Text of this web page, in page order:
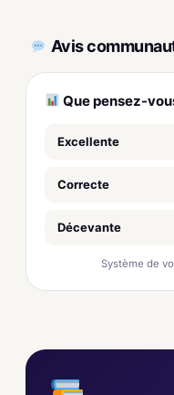
Avis
Que pensez-
Excellente
Correcte
Décevante
Système de